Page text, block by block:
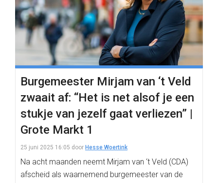
Burgemeester Mirjam van ‘t Veld
zwaait af: “Het is net alsof je een
stukje van jezelf gaat verliezen” |
Grote Markt 1
25 juni 2025 16:05 door Hesse Woertink
Na acht maanden neemt Mirjam van ‘t Veld (CDA)
afscheid als waarnemend burgemeester van de